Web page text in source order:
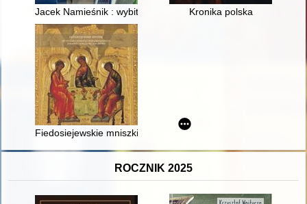
Jacek Namieśnik : wybitny naukowiec, wymagający szef,
Kronika polska
Fiedosiejewskie mniszki : artystyczna spuścizna
ROCZNIK 2025